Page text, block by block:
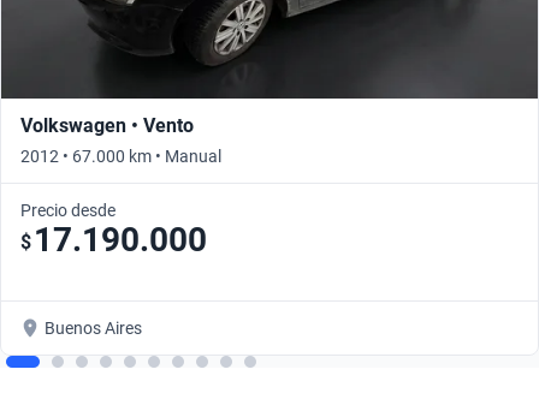
Volkswagen • Vento
2012 • 67.000 km • Manual
Precio desde
$ 17.190.000
Buenos Aires